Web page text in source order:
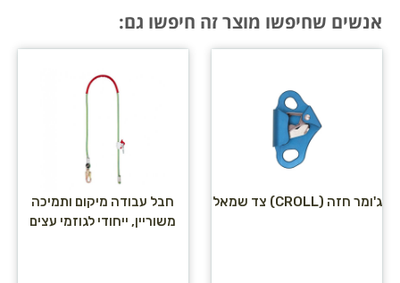
אנשים שחיפשו מוצר זה חיפשו גם:
ג'ומר חזה (CROLL) צד שמאל
חבל עבודה מיקום ותמיכה
משוריין, ייחודי לגוזמי עצים